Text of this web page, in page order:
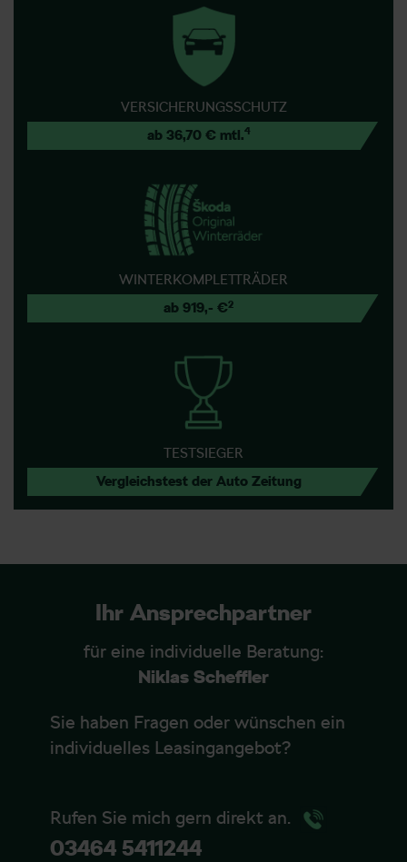
VERSICHERUNGSSCHUTZ
ab 36,70 € mtl.4
WINTERKOMPLETTRÄDER
ab 919,- €2
TESTSIEGER
Vergleichstest der Auto Zeitung
Ihr Ansprechpartner
für eine individuelle Beratung:
Niklas Scheffler
Sie haben Fragen oder wünschen ein
individuelles Leasingangebot?
Rufen Sie mich gern direkt an.
03464 5411244